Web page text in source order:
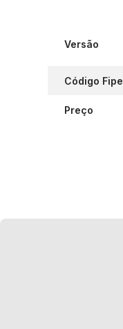
Versão
Código Fipe
Preço